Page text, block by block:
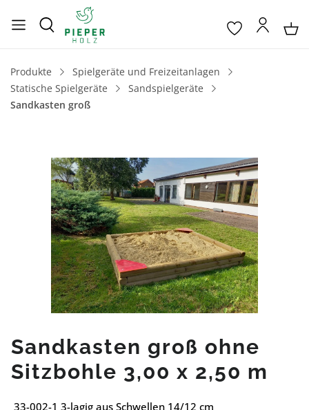
Produkte
Spielgeräte und Freizeitanlagen
Statische Spielgeräte
Sandspielgeräte
Sandkasten groß
Bildergalerie überspringen
Sandkasten groß ohne
Sitzbohle 3,00 x 2,50 m
33-002-1 3-lagig aus Schwellen 14/12 cm